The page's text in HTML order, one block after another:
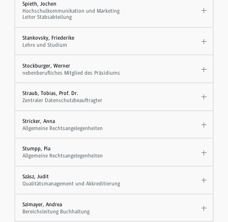
Spieth, Jochen
Hochschulkommunikation und Marketing
Leiter Stabsabteilung
Stankovsky, Friederike
Lehre und Studium
Stockburger, Werner
nebenberufliches Mitglied des Präsidiums
Straub, Tobias, Prof. Dr.
Zentraler Datenschutzbeauftragter
Stricker, Anna
Allgemeine Rechtsangelegenheiten
Stumpp, Pia
Allgemeine Rechtsangelegenheiten
Szász, Judit
Qualitätsmanagement und Akkreditierung
Szimayer, Andrea
Bereichsleitung Buchhaltung